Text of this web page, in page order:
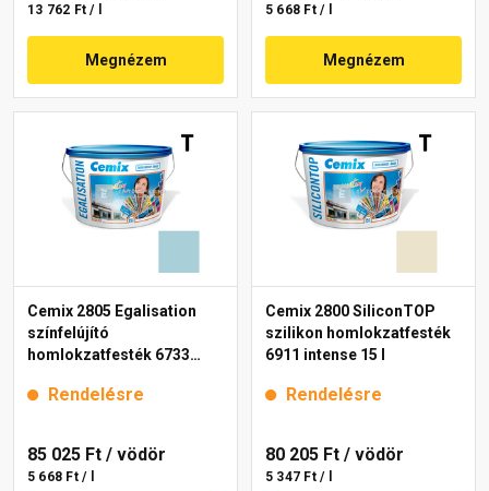
13 762 Ft / l
Megnézem
5 668 Ft / l
Megnézem
Cemix 2805 Egalisation
színfelújító
homlokzatfesték 6733
Rendelésre
85 025 Ft / vödör
5 668 Ft / l
Cemix 2800 SiliconTOP
szilikon homlokzatfesték
6911 intense 15 l
Rendelésre
80 205 Ft / vödör
5 347 Ft / l